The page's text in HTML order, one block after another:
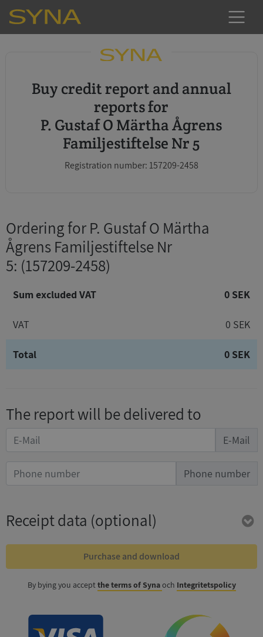
Buy credit report and annual
reports for
P. Gustaf O Märtha Ågrens
Familjestiftelse Nr 5
Registration number: 157209-2458
Ordering for P. Gustaf O Märtha
Ågrens Familjestiftelse Nr
5: (157209-2458)
Sum excluded VAT 0 SEK
VAT 0 SEK
Total 0 SEK
The report will be delivered to
E-Mail
Phone number
Receipt data (optional)
Purchase and download
By bying you acceptthe terms of Synaoch Integritetspolicy